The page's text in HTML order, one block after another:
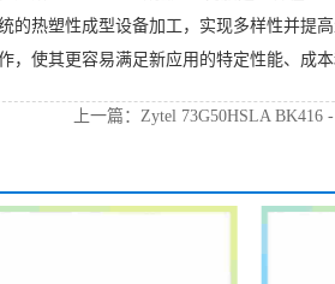
的热塑性成型设备加工，实现多样性并提
，使其更容易满足新应用的特定性能、成本
上一篇： Zytel 73G50HSLA BK416